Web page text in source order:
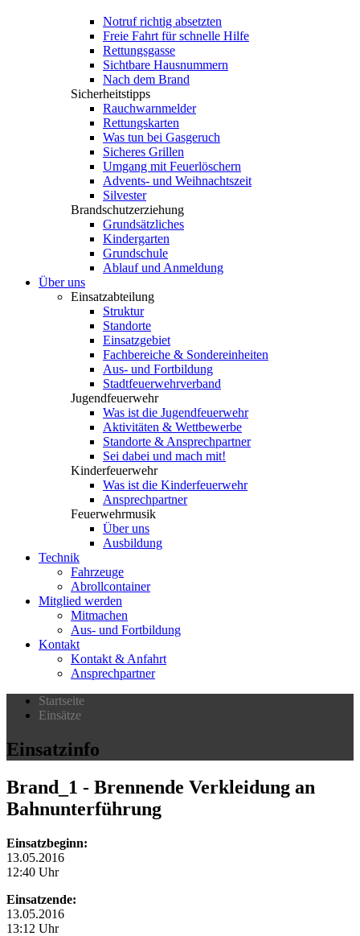
Notruf richtig absetzten
Freie Fahrt für schnelle Hilfe
Rettungsgasse
Sichtbare Hausnummern
Nach dem Brand
Sicherheitstipps
Rauchwarnmelder
Rettungskarten
Was tun bei Gasgeruch
Sicheres Grillen
Umgang mit Feuerlöschern
Advents- und Weihnachtszeit
Silvester
Brandschutzerziehung
Grundsätzliches
Kindergarten
Grundschule
Ablauf und Anmeldung
Über uns
Einsatzabteilung
Struktur
Standorte
Einsatzgebiet
Fachbereiche & Sondereinheiten
Aus- und Fortbildung
Stadtfeuerwehrverband
Jugendfeuerwehr
Was ist die Jugendfeuerwehr
Aktivitäten & Wettbewerbe
Standorte & Ansprechpartner
Sei dabei und mach mit!
Kinderfeuerwehr
Was ist die Kinderfeuerwehr
Ansprechpartner
Feuerwehrmusik
Über uns
Ausbildung
Technik
Fahrzeuge
Abrollcontainer
Mitglied werden
Mitmachen
Aus- und Fortbildung
Kontakt
Kontakt & Anfahrt
Ansprechpartner
Startseite
Einsätze
Einsatzinfo
Brand_1 - Brennende Verkleidung an
Bahnunterführung
Einsatzbeginn:
13.05.2016
12:40 Uhr
Einsatzende:
13.05.2016
13:12 Uhr